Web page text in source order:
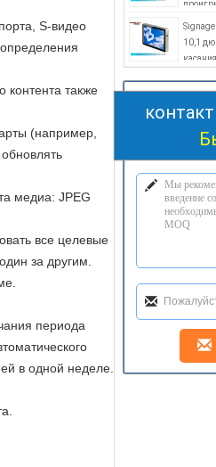
S-видео
также
(например,
медиа: JPEG
все целевые
за другим.
периода
в одной неделе.
10,1